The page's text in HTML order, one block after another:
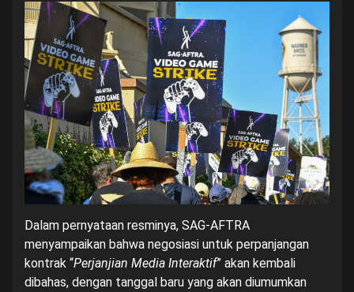
Dalam pernyataan resminya, SAG-AFTRA
menyampaikan bahwa negosiasi untuk perpanjangan
kontrak “Perjanjian Media Interaktif” akan kembali
dibahas, dengan tanggal baru yang akan diumumkan